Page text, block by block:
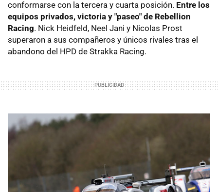
conformarse con la tercera y cuarta posición. Entre los
equipos privados, victoria y "paseo" de Rebellion
Racing. Nick Heidfeld, Neel Jani y Nicolas Prost
superaron a sus compañeros y únicos rivales tras el
abandono del HPD de Strakka Racing.